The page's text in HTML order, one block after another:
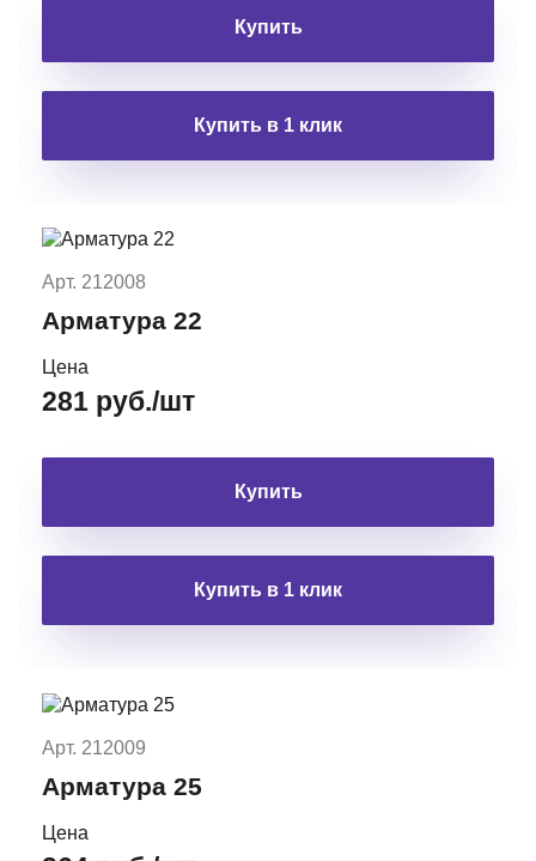
Купить
Купить в 1 клик
Арт. 212008
Арматура 22
Цена
281 руб./шт
Купить
Купить в 1 клик
Арт. 212009
Арматура 25
Цена